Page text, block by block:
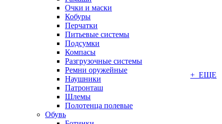
Очки и маски
Кобуры
Перчатки
Питьевые системы
Подсумки
Компасы
Разгрузочные системы
Ремни оружейные
Наушники
Патронташ
Шлемы
Полотенца полевые
Обувь
+ ЕЩЕ